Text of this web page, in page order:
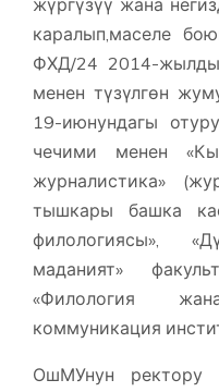
жүргүзүү жана
каралып,маселе
ФХД/24 2014-
менен түзүлгөн
19-июнундагы
чечими менен
журналистика»
тышкары башка
филологиясы»,
маданият»
«Филология
коммуникация
ОшМУнун ректору